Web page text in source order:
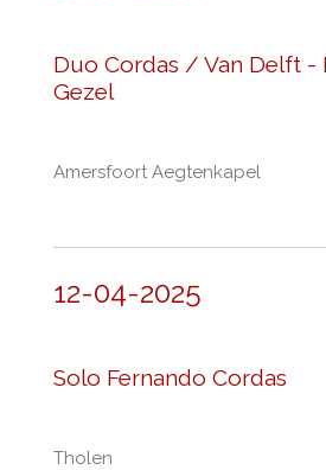
Duo Cordas / Van Delft -
Gezel
Amersfoort Aegtenkapel
12-04-2025
Solo Fernando Cordas
Tholen